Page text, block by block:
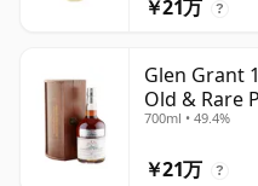
￥21万 ?
Glen Grant
Old & Rare
700ml • 49.4%
￥21万 ?